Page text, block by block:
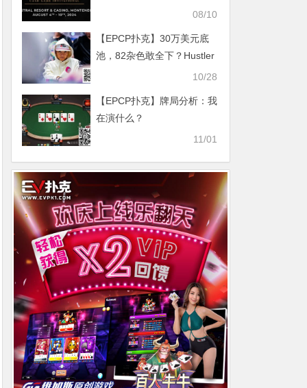
底池，Paul Phua一手22击
08/10
【EPCP扑克】30万美元底
池，82杂色敢全下？Hustler
10/28
【EPCP扑克】牌局分析：我
在演什么？
11/01